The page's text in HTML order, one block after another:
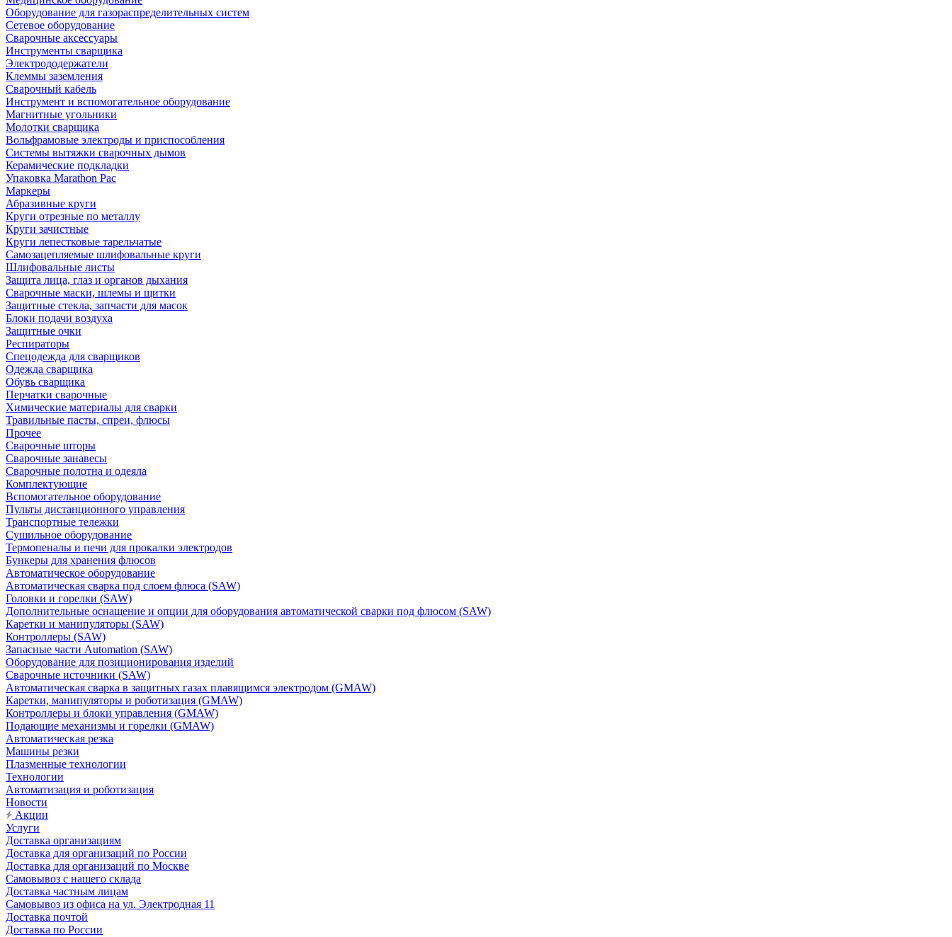
Оборудование для газораспределительных систем
Сетевое оборудование
Сварочные аксессуары
Инструменты сварщика
Электрододержатели
Клеммы заземления
Сварочный кабель
Инструмент и вспомогательное оборудование
Магнитные угольники
Молотки сварщика
Вольфрамовые электроды и приспособления
Системы вытяжки сварочных дымов
Керамические подкладки
Упаковка Marathon Pac
Маркеры
Абразивные круги
Круги отрезные по металлу
Круги зачистные
Круги лепестковые тарельчатые
Самозацепляемые шлифовальные круги
Шлифовальные листы
Защита лица, глаз и органов дыхания
Сварочные маски, шлемы и щитки
Защитные стекла, запчасти для масок
Блоки подачи воздуха
Защитные очки
Респираторы
Спецодежда для сварщиков
Одежда сварщика
Обувь сварщика
Перчатки сварочные
Химические материалы для сварки
Травильные пасты, спреи, флюсы
Прочее
Сварочные шторы
Сварочные занавесы
Сварочные полотна и одеяла
Комплектующие
Вспомогательное оборудование
Пульты дистанционного управления
Транспортные тележки
Сушильное оборудование
Термопеналы и печи для прокалки электродов
Бункеры для хранения флюсов
Автоматическое оборудование
Автоматическая сварка под слоем флюса (SAW)
Головки и горелки (SAW)
Дополнительные оснащение и опции для оборудования автоматической сварки под флюсом (SAW)
Каретки и манипуляторы (SAW)
Контроллеры (SAW)
Запасные части Automation (SAW)
Оборудование для позиционирования изделий
Сварочные источники (SAW)
Автоматическая сварка в защитных газах плавящимся электродом (GMAW)
Каретки, манипуляторы и роботизация (GMAW)
Контроллеры и блоки управления (GMAW)
Подающие механизмы и горелки (GMAW)
Автоматическая резка
Машины резки
Плазменные технологии
Технологии
Автоматизация и роботизация
Новости
Акции
Услуги
Доставка организациям
Доставка для организаций по России
Доставка для организаций по Москве
Самовывоз с нашего склада
Доставка частным лицам
Самовывоз из офиса на ул. Электродная 11
Доставка почтой
Доставка по России